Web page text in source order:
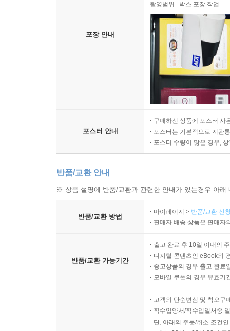
포장 안내
촬영범위 : 박스 포장 작업
포스터 안내
구매하신 상품에 포스터 사
포스터는 기본적으로 지관
포스터 수량이 많은 경우,
반품/교환 안내
※ 상품 설명에 반품/교환과 관련한 안내가 있는경우 아
반품/교환 방법
마이페이지 > 반품/교환 신
판매자 배송 상품은 판매자
반품/교환 가능기간
출고 완료 후 10일 이내의
디지털 콘텐츠인 eBook의
중고상품의 경우 출고 완료
모바일 쿠폰의 경우 유효기
고객의 단순변심 및 착오구
직수입양서/직수입일서중
단, 아래의 주문/취소 조건